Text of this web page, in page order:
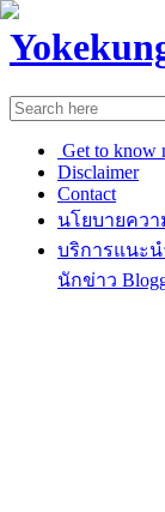
Get to know
Disclaimer
Contact
นโยบายคว
บริการแนะ
นักข่าว